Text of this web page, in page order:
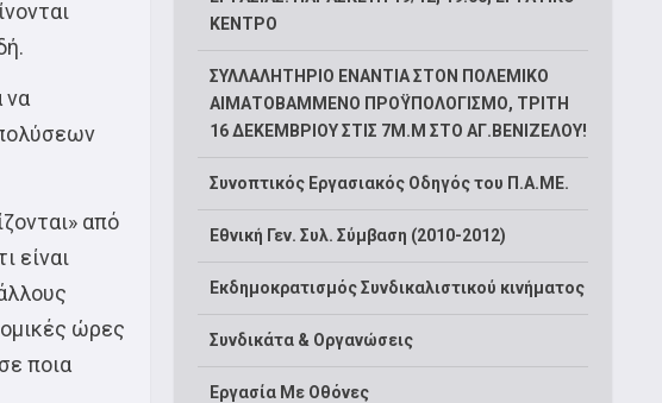
να
από
είναι
ώρες
ποια
ΚΕΝΤΡΟ
ΣΥΛΛΑΛΗΤΗΡΙΟ ΕΝΑΝΤΙΑ ΣΤΟΝ ΠΟΛΕΜΙΚΟ
ΑΙΜΑΤΟΒΑΜΜΕΝΟ ΠΡΟΫΠΟΛΟΓΙΣΜΟ, ΤΡΙΤΗ
16 ΔΕΚΕΜΒΡΙΟΥ ΣΤΙΣ 7Μ.Μ ΣΤΟ ΑΓ.ΒΕΝΙΖΕΛΟΥ!
Συνοπτικός Εργασιακός Οδηγός του Π.Α.ΜΕ.
Εθνική Γεν. Συλ. Σύμβαση (2010-2012)
Εκδημοκρατισμός Συνδικαλιστικού κινήματος
Συνδικάτα & Οργανώσεις
Εργασία Με Οθόνες